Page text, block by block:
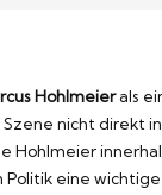
Hohlmeierals
nicht direkt
Hohlmeier
eine wichtige